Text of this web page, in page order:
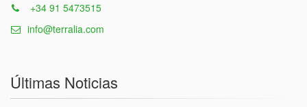
+34 91 5473515
info@terralia.com
Últimas Noticias